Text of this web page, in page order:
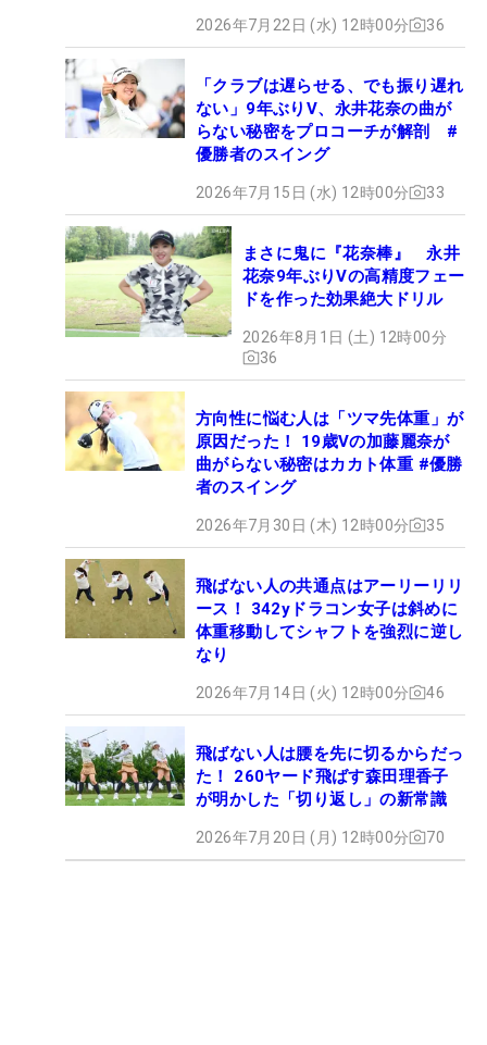
2026年7月22日 (水) 12時00分 36
「クラブは遅らせる、でも振り遅れ
ない」9年ぶりV、永井花奈の曲が
らない秘密をプロコーチが解剖 #
優勝者のスイング
2026年7月15日 (水) 12時00分 33
まさに鬼に『花奈棒』 永井
花奈9年ぶりVの高精度フェー
ドを作った効果絶大ドリル
2026年8月1日 (土) 12時00分
36
方向性に悩む人は「ツマ先体重」が
原因だった！ 19歳Vの加藤麗奈が
曲がらない秘密はカカト体重 #優勝
者のスイング
2026年7月30日 (木) 12時00分 35
飛ばない人の共通点はアーリーリリ
ース！ 342yドラコン女子は斜めに
体重移動してシャフトを強烈に逆し
なり
2026年7月14日 (火) 12時00分 46
飛ばない人は腰を先に切るからだっ
た！ 260ヤード飛ばす森田理香子
が明かした「切り返し」の新常識
2026年7月20日 (月) 12時00分 70